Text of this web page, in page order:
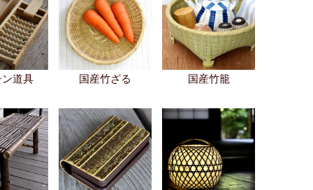
道具 国産竹ざる 国産竹籠